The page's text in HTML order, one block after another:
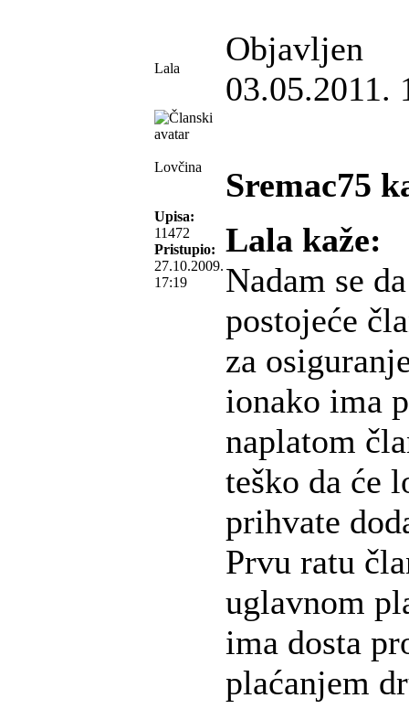
Lala
Objavljen
03.05.2011.
Lovčina
Upisa:
11472
Pristupio:
27.10.2009.
17:19
Sremac75
Lala kaže:
Nadam se
postojeće
za
ionako ima
naplatom
teško da će
prihvate
Prvu ratu
uglavnom
ima dosta
plaćanjem